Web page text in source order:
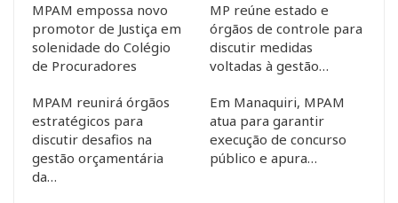
MPAM empossa novo
promotor de Justiça em
solenidade do Colégio
de Procuradores
MP reúne estado e
órgãos de controle para
discutir medidas
voltadas à gestão…
MPAM reunirá órgãos
estratégicos para
discutir desafios na
gestão orçamentária
da…
Em Manaquiri, MPAM
atua para garantir
execução de concurso
público e apura…